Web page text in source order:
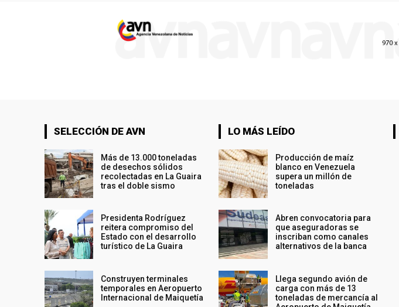
SELECCIÓN DE AVN
Más de 13.000 toneladas
de desechos sólidos
recolectadas en La Guaira
tras el doble sismo
Presidenta Rodríguez
reitera compromiso del
Estado con el desarrollo
turístico de La Guaira
Construyen terminales
temporales en Aeropuerto
Internacional de Maiquetía
LO MÁS LEÍDO
Producción de maíz
blanco en Venezuela
supera un millón de
toneladas
Abren convocatoria para
que aseguradoras se
inscriban como canales
alternativos de la banca
Llega segundo avión de
carga con más de 13
toneladas de mercancía al